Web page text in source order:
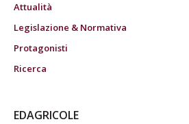
Attualità
Legislazione & Normativa
Protagonisti
Ricerca
EDAGRICOLE